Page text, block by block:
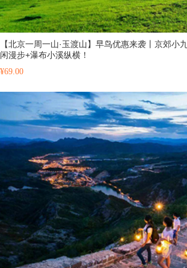
【北京一周一山·玉渡山】早鸟优惠来袭丨京郊小
闲漫步+瀑布小溪纵横！
¥69.00